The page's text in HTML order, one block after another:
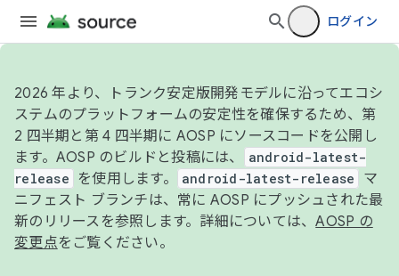
ログイン
2026 年より、トランク安定版開発モデルに沿ってエコシ
ステムのプラットフォームの安定性を確保するため、第
2 四半期と第 4 四半期に AOSP にソースコードを公開し
ます。AOSP のビルドと投稿には、
android-latest-
release
を使用します。 android-latest-release
マ
ニフェスト ブランチは、常に AOSP にプッシュされた最
新のリリースを参照します。詳細については、AOSP の
変更点をご覧ください。